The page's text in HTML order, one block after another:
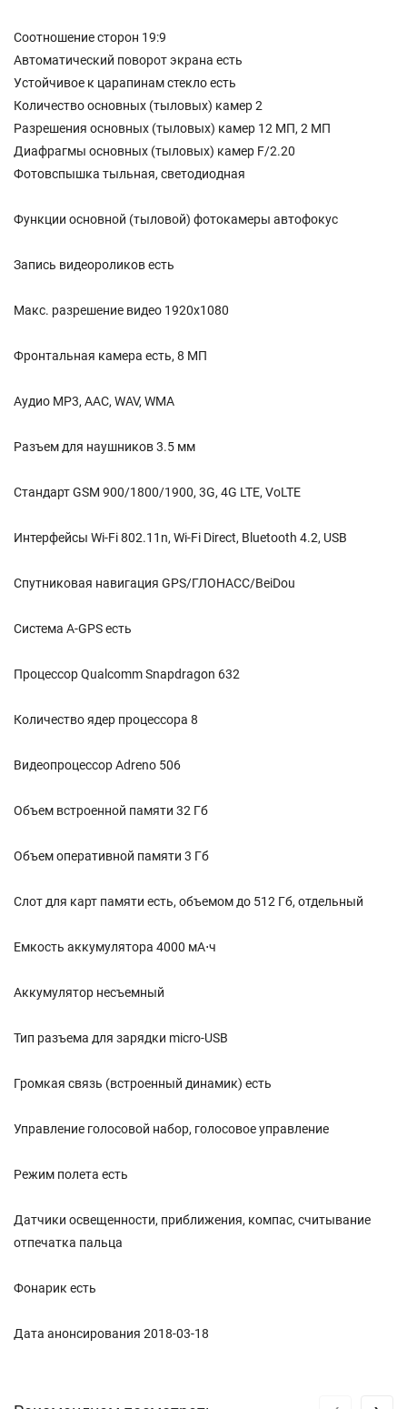
Соотношение сторон 19:9
Автоматический поворот экрана есть
Устойчивое к царапинам стекло есть
Количество основных (тыловых) камер 2
Разрешения основных (тыловых) камер 12 МП, 2 МП
Диафрагмы основных (тыловых) камер F/2.20
Фотовспышка тыльная, светодиодная
Функции основной (тыловой) фотокамеры автофокус
Запись видеороликов есть
Макс. разрешение видео 1920x1080
Фронтальная камера есть, 8 МП
Аудио MP3, AAC, WAV, WMA
Разъем для наушников 3.5 мм
Стандарт GSM 900/1800/1900, 3G, 4G LTE, VoLTE
Интерфейсы Wi-Fi 802.11n, Wi-Fi Direct, Bluetooth 4.2, USB
Спутниковая навигация GPS/ГЛОНАСС/BeiDou
Cистема A-GPS есть
Процессор Qualcomm Snapdragon 632
Количество ядер процессора 8
Видеопроцессор Adreno 506
Объем встроенной памяти 32 Гб
Объем оперативной памяти 3 Гб
Слот для карт памяти есть, объемом до 512 Гб, отдельный
Емкость аккумулятора 4000 мА⋅ч
Аккумулятор несъемный
Тип разъема для зарядки micro-USB
Громкая связь (встроенный динамик) есть
Управление голосовой набор, голосовое управление
Режим полета есть
Датчики освещенности, приближения, компас, считывание
отпечатка пальца
Фонарик есть
Дата анонсирования 2018-03-18